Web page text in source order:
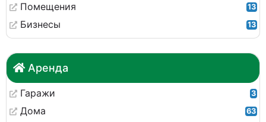
Помещения 13
Бизнесы 13
Аренда
Гаражи 3
Дома 63